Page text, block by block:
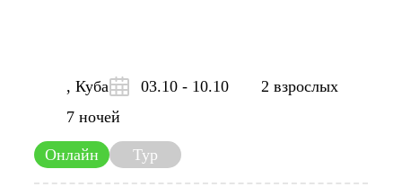
, Куба 03.10 - 10.10
2 взрослых
7 ночей
Онлайн Тур